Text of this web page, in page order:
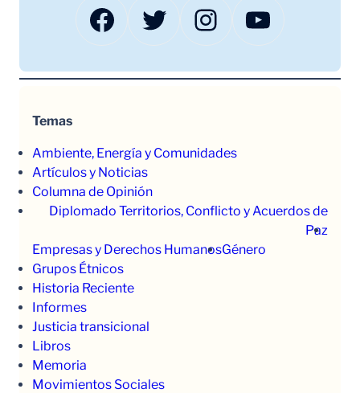
Facebook Twitter Instagram YouTube
Temas
Ambiente, Energía y Comunidades
Artículos y Noticias
Columna de Opinión
Diplomado Territorios, Conflicto y Acuerdos de
Paz
Empresas y Derechos HumanosGénero
Grupos Étnicos
Historia Reciente
Informes
Justicia transicional
Libros
Memoria
Movimientos Sociales